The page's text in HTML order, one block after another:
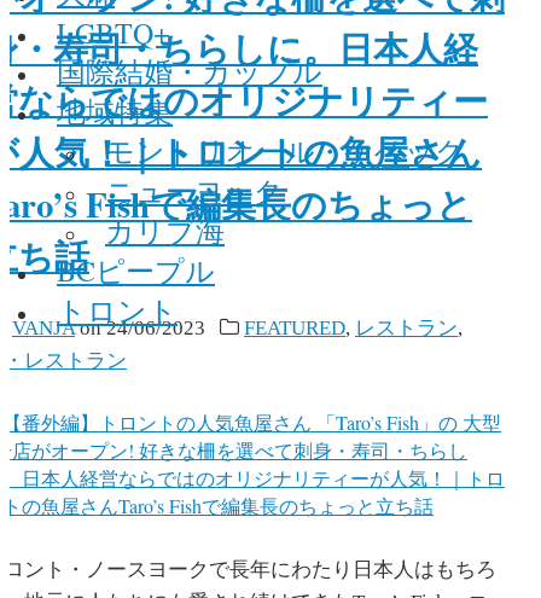
LGBTQ+
国際結婚・カップル
地域特集
モントリオール・ケベック
ニューヨーク
カリブ海
BCピープル
トロント
・寿司・ちらしに。日本人経
ならではのオリジナリティー
人気！｜トロントの魚屋さん
Fishで編集長のちょっと
ち話
VANJAon24/06/2023 FEATURED, レストラン,
レストラン
ント・ノースヨークで長年にわたり日本人はもちろ